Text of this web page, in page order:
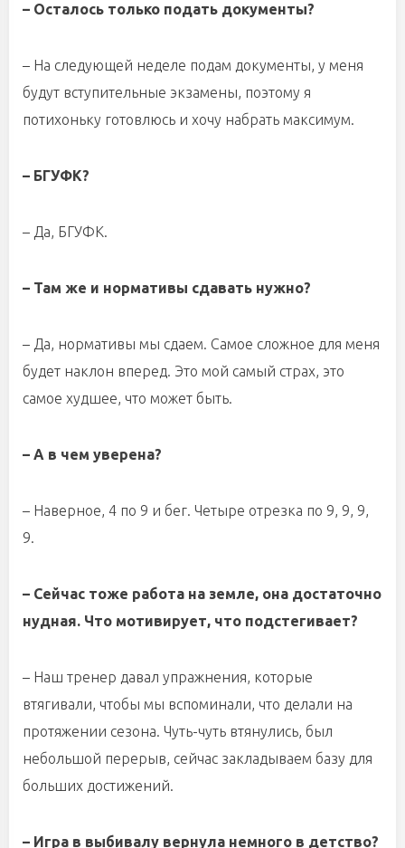
– Осталось только подать документы?
– На следующей неделе подам документы, у меня
будут вступительные экзамены, поэтому я
потихоньку готовлюсь и хочу набрать максимум.
– БГУФК?
– Да, БГУФК.
– Там же и нормативы сдавать нужно?
– Да, нормативы мы сдаем. Самое сложное для меня
будет наклон вперед. Это мой самый страх, это
самое худшее, что может быть.
– А в чем уверена?
– Наверное, 4 по 9 и бег. Четыре отрезка по 9, 9, 9,
9.
– Сейчас тоже работа на земле, она достаточно
нудная. Что мотивирует, что подстегивает?
– Наш тренер давал упражнения, которые
втягивали, чтобы мы вспоминали, что делали на
протяжении сезона. Чуть-чуть втянулись, был
небольшой перерыв, сейчас закладываем базу для
больших достижений.
– Игра в выбивалу вернула немного в детство?